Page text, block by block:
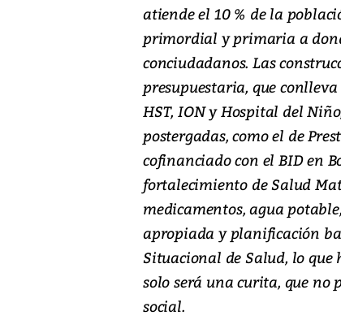
atiende el 10 % de la
primordial y primaria a
conciudadanos. Las
presupuestaria, que
HST, ION y Hospital del
postergadas, como el de
cofinanciado con el BID en
fortalecimiento de Salud
medicamentos, agua
apropiada y planificación
Situacional de Salud, lo
solo será una curita, que no
social.